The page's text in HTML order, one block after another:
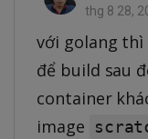
thg 8 28,
với golang thì
để build sau
container
image